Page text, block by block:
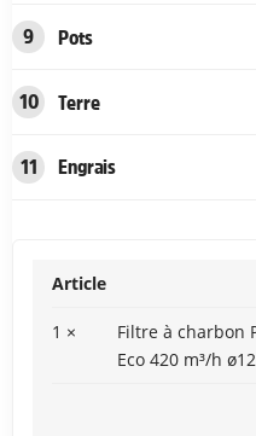
9 Pots
10 Terre
11 Engrais
Article
1 ×
Filtre à charbon
Eco 420 m³/h